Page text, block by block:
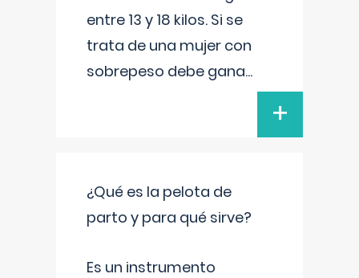
entre 13 y 18 kilos. Si se
trata de una mujer con
sobrepeso debe gana...
+
¿Qué es la pelota de
parto y para qué sirve?
Es un instrumento